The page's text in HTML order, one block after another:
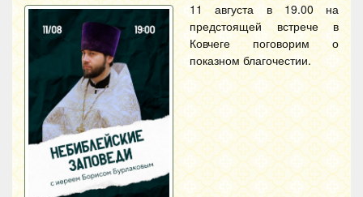
11 августа в 19.00 на
предстоящей встрече в
Ковчеге поговорим о
показном благочестии.